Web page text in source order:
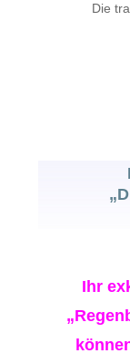
Die
Ihr